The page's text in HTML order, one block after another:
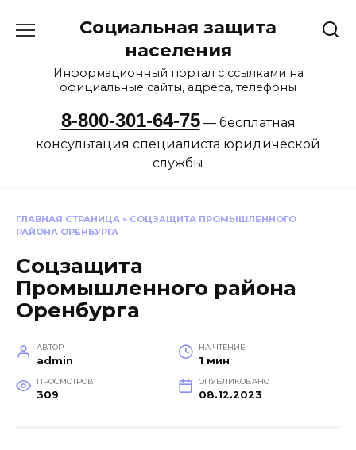
Социальная защита
населения
Информационный портал с ссылками на
официальные сайты, адреса, телефоны
8-800-301-64-75— бесплатная
консультация специалиста юридической
службы
ГЛАВНАЯ СТРАНИЦА » СОЦЗАЩИТА ПРОМЫШЛЕННОГО
РАЙОНА ОРЕНБУРГА
Соцзащита
Промышленного района
Оренбурга
АВТОР
admin
НА ЧТЕНИЕ
1 мин
ПРОСМОТРОВ
309
ОПУБЛИКОВАНО
08.12.2023